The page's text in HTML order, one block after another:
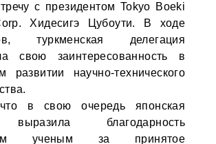
с президентом Tokyo Boeki
Хидесигэ Цубоути. В ходе
туркменская делегация
свою заинтересованность в
развитии научно-технического
в свою очередь японская
благодарность
ученым за принятое